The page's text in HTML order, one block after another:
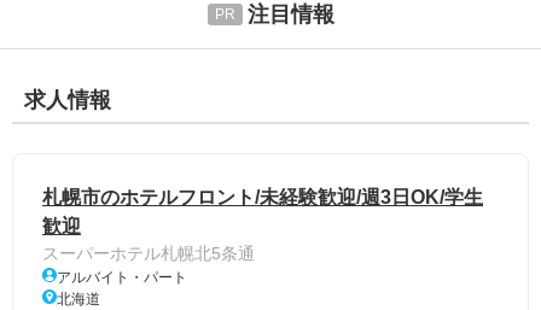
注目情報
求人情報
札幌市のホテルフロント/未経験歓迎/週3日OK/学生
歓迎
スーパーホテル札幌北5条通
アルバイト・パート
北海道